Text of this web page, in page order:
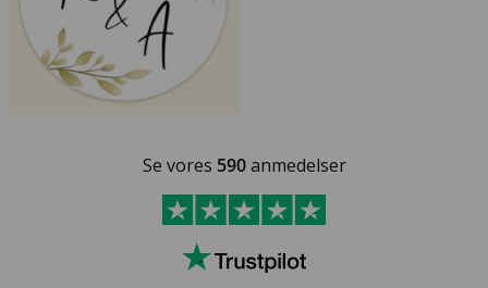
Se vores 590anmedelser